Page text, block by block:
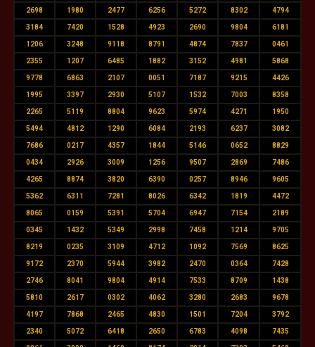
2698 1980 2477 6256 5272 8302 4794
3184 7420 1528 4923 2690 9804 6181
1206 3248 9118 8791 4874 7837 0461
2355 1207 6485 1882 3152 4981 5868
9778 6863 2107 0051 7187 9215 4426
1995 3397 2930 5107 1532 7003 8358
2265 5119 8804 9623 5974 4271 1950
5494 4812 1290 6084 2193 6237 3082
7686 0217 4357 1844 5146 0652 8829
0434 2926 3009 1256 9507 2869 7486
4265 8874 3820 6390 0257 8946 9605
5362 6311 7281 8026 6342 1819 4472
8065 0159 5391 5704 6947 7154 2189
0345 1432 5349 2998 7458 1214 9705
8219 0235 3109 4712 1092 7569 8625
9172 2370 5944 3982 2470 0364 7428
2746 8041 9804 4914 7533 8709 1438
5810 2617 0302 4062 3280 2683 9678
4197 7868 2465 4830 1501 7204 3792
2340 5072 6418 2650 6783 4098 7435